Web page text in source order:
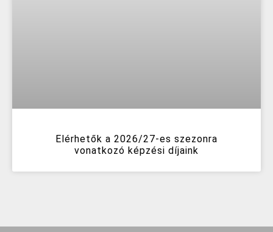
Elérhetők a 2026/27-es szezonra
vonatkozó képzési díjaink